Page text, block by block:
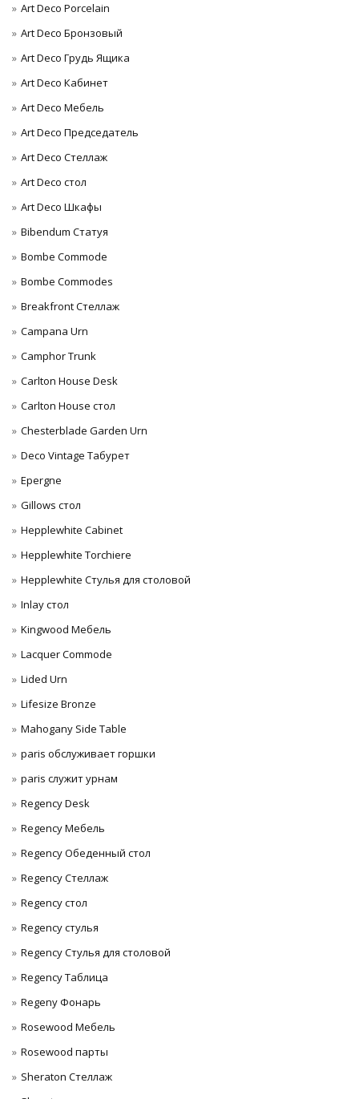
Art Deco Porcelain
Art Deco Бронзовый
Art Deco Грудь Ящика
Art Deco Кабинет
Art Deco Мебель
Art Deco Председатель
Art Deco Стеллаж
Art Deco стол
Art Deco Шкафы
Bibendum Статуя
Bombe Commode
Bombe Commodes
Breakfront Стеллаж
Campana Urn
Camphor Trunk
Carlton House Desk
Carlton House стол
Chesterblade Garden Urn
Deco Vintage Табурет
Epergne
Gillows стол
Hepplewhite Cabinet
Hepplewhite Torchiere
Hepplewhite Стулья для столовой
Inlay стол
Kingwood Мебель
Lacquer Commode
Lided Urn
Lifesize Bronze
Mahogany Side Table
paris обслуживает горшки
paris служит урнам
Regency Desk
Regency Мебель
Regency Обеденный стол
Regency Стеллаж
Regency стол
Regency стулья
Regency Стулья для столовой
Regency Таблица
Regeny Фонарь
Rosewood Мебель
Rosewood парты
Sheraton Стеллаж